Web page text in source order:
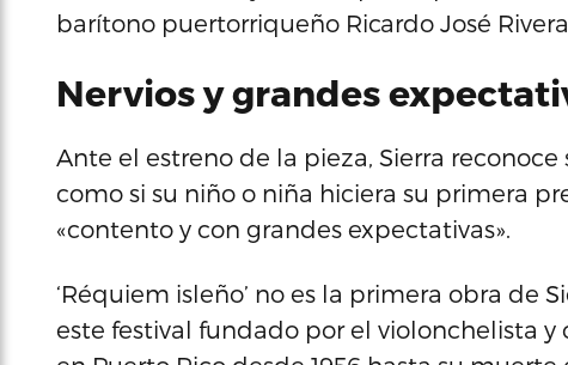
barítono puertorriqueño Ricardo José
Nervios y grandes
Ante el estreno de la pieza, Sierra reconoce
como si su niño o niña hiciera su primera
«contento y con grandes expectativas».
‘Réquiem isleño’ no es la primera obra de
este festival fundado por el violonchelista y